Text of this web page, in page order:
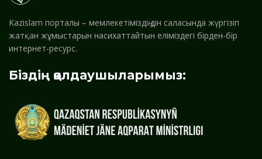
Kazislam порталы – мемлекетіміздің дін саласында жүргізіп
жатқан жұмыстарын насихаттайтын еліміздегі бірден-бір
интернет-ресурс.
Біздің қолдаушыларымыз: